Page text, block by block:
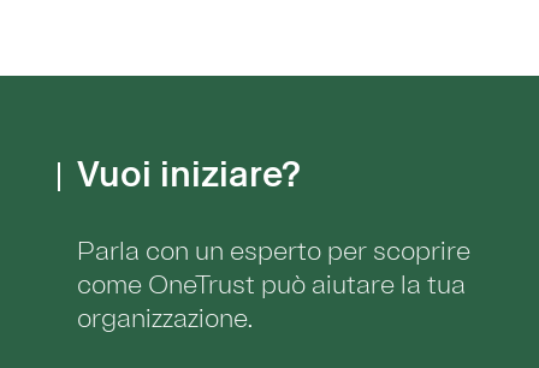
Vuoi iniziare?
Parla con un esperto per scoprire
come OneTrust può aiutare la tua
organizzazione.